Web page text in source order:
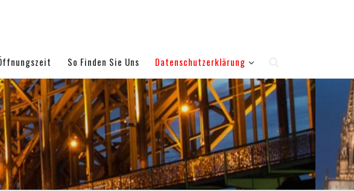
So Finden Sie Uns Datenschutzerklärung